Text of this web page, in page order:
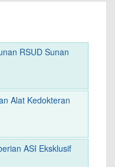
RSUD Sunan
Alat Kedokteran
ASI Eksklusif